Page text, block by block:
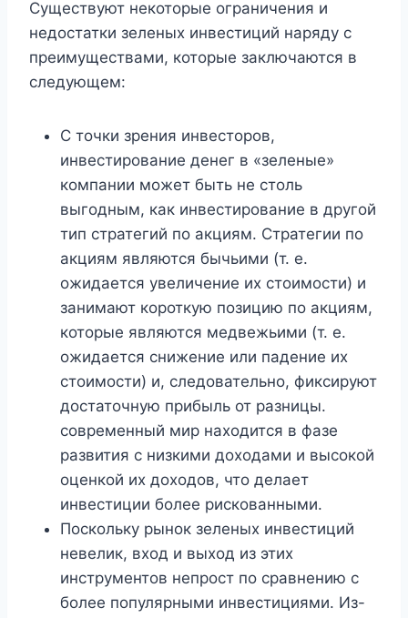
Существуют некоторые ограничения и
недостатки зеленых инвестиций наряду с
преимуществами, которые заключаются в
следующем:
С точки зрения инвесторов,
инвестирование денег в «зеленые»
компании может быть не столь
выгодным, как инвестирование в другой
тип стратегий по акциям. Стратегии по
акциям являются бычьими (т. е.
ожидается увеличение их стоимости) и
занимают короткую позицию по акциям,
которые являются медвежьими (т. е.
ожидается снижение или падение их
стоимости) и, следовательно, фиксируют
достаточную прибыль от разницы.
современный мир находится в фазе
развития с низкими доходами и высокой
оценкой их доходов, что делает
инвестиции более рискованными.
Поскольку рынок зеленых инвестиций
невелик, вход и выход из этих
инструментов непрост по сравнению с
более популярными инвестициями. Из-